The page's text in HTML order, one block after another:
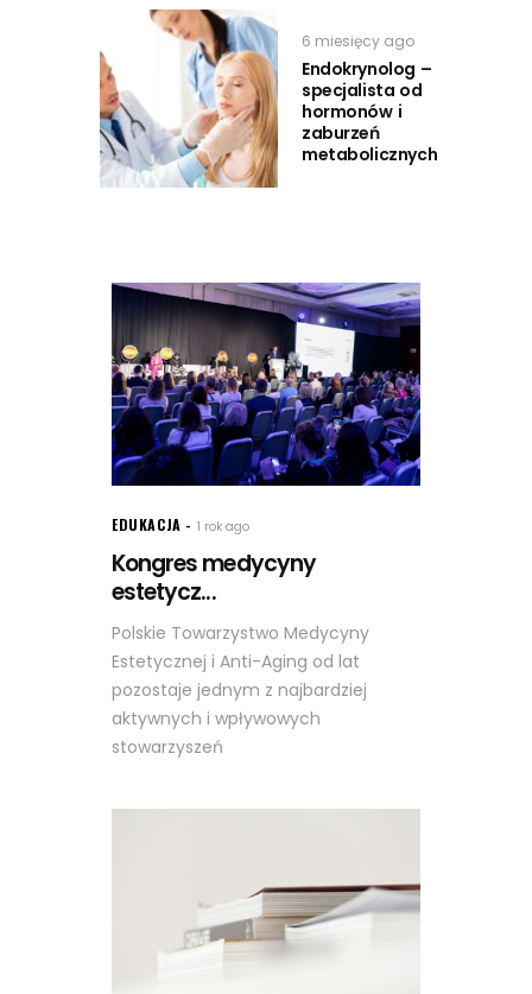
6 miesięcy ago
Endokrynolog –
specjalista od
hormonów i
zaburzeń
metabolicznych
EDUKACJA 1 rok ago
Kongres medycyny
estetycz...
Polskie Towarzystwo Medycyny
Estetycznej i Anti-Aging od lat
pozostaje jednym z najbardziej
aktywnych i wpływowych
stowarzyszeń